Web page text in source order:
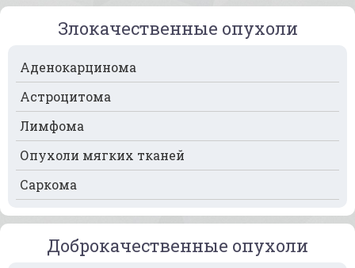
Рак кости
Рак крови
Рак легких
Рак лимфоузлов
Рак молочной железы
Рак мочевого пузыря
Рак носа
Рак печени
Рак пищевода
Злокачественные опухоли
Аденокарцинома
Астроцитома
Лимфома
Опухоли мягких тканей
Саркома
Доброкачественные опухоли